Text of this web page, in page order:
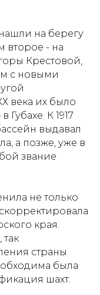
на берегу
второе - на
Крестовой,
с новыми
века их было
Губахе. К 1917
выдавал
а позже, уже в
звание
не только
края.
страны
была
шахт.